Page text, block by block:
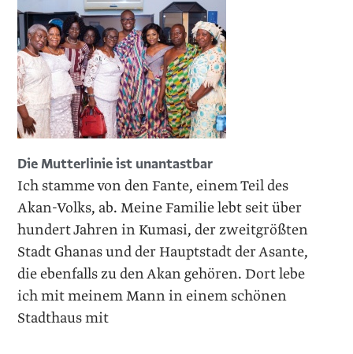
Die Mutterlinie ist unantastbar
Ich stamme von den Fante, einem Teil des
Akan-Volks, ab. Meine Familie lebt seit über
hundert Jahren in Kumasi, der zweitgrößten
Stadt Ghanas und der Hauptstadt der Asante,
die ebenfalls zu den Akan gehören. Dort lebe
ich mit meinem Mann in einem schönen
Stadthaus mit